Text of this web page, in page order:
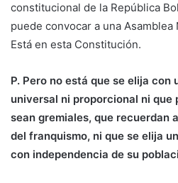
constitucional de la República
puede convocar a una
Está en esta Constitución.
P. Pero no está que se elija con
universal ni proporcional ni que
sean gremiales, que recuerdan
del franquismo, ni que se elija
con independencia de su